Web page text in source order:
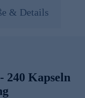
& Details
240 Kapseln